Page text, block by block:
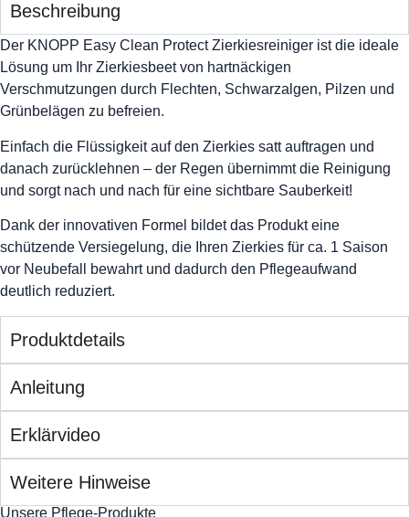
Beschreibung
Der KNOPP Easy Clean Protect Zierkiesreiniger ist die ideale
Lösung um Ihr Zierkiesbeet von hartnäckigen
Verschmutzungen durch Flechten, Schwarzalgen, Pilzen und
Grünbelägen zu befreien.
Einfach die Flüssigkeit auf den Zierkies satt auftragen und
danach zurücklehnen – der Regen übernimmt die Reinigung
und sorgt nach und nach für eine sichtbare Sauberkeit!
Dank der innovativen Formel bildet das Produkt eine
schützende Versiegelung, die Ihren Zierkies für ca. 1 Saison
vor Neubefall bewahrt und dadurch den Pflegeaufwand
deutlich reduziert.
Produktdetails
Anleitung
Erklärvideo
Weitere Hinweise
Unsere Pflege-Produkte